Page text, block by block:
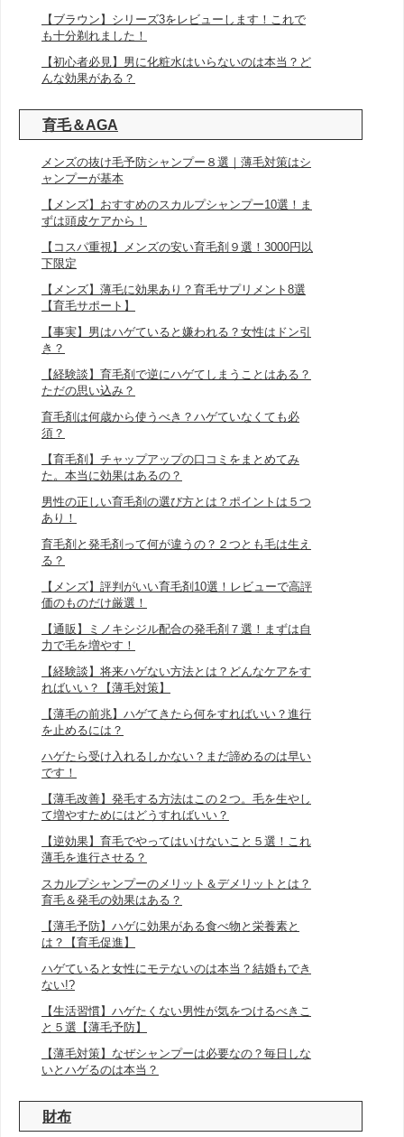
【ブラウン】シリーズ3をレビューします！これで
も十分剃れました！
【初心者必見】男に化粧水はいらないのは本当？ど
んな効果がある？
育毛＆AGA
メンズの抜け毛予防シャンプー８選｜薄毛対策はシ
ャンプーが基本
【メンズ】おすすめのスカルプシャンプー10選！ま
ずは頭皮ケアから！
【コスパ重視】メンズの安い育毛剤９選！3000円以
下限定
【メンズ】薄毛に効果あり？育毛サプリメント8選
【育毛サポート】
【事実】男はハゲていると嫌われる？女性はドン引
き？
【経験談】育毛剤で逆にハゲてしまうことはある？
ただの思い込み？
育毛剤は何歳から使うべき？ハゲていなくても必
須？
【育毛剤】チャップアップの口コミをまとめてみ
た。本当に効果はあるの？
男性の正しい育毛剤の選び方とは？ポイントは５つ
あり！
育毛剤と発毛剤って何が違うの？２つとも毛は生え
る？
【メンズ】評判がいい育毛剤10選！レビューで高評
価のものだけ厳選！
【通販】ミノキシジル配合の発毛剤７選！まずは自
力で毛を増やす！
【経験談】将来ハゲない方法とは？どんなケアをす
ればいい？【薄毛対策】
【薄毛の前兆】ハゲてきたら何をすればいい？進行
を止めるには？
ハゲたら受け入れるしかない？まだ諦めるのは早い
です！
【薄毛改善】発毛する方法はこの２つ。毛を生やし
て増やすためにはどうすればいい？
【逆効果】育毛でやってはいけないこと５選！これ
薄毛を進行させる？
スカルプシャンプーのメリット＆デメリットとは？
育毛＆発毛の効果はある？
【薄毛予防】ハゲに効果がある食べ物と栄養素と
は？【育毛促進】
ハゲていると女性にモテないのは本当？結婚もでき
ない!?
【生活習慣】ハゲたくない男性が気をつけるべきこ
と５選【薄毛予防】
【薄毛対策】なぜシャンプーは必要なの？毎日しな
いとハゲるのは本当？
財布